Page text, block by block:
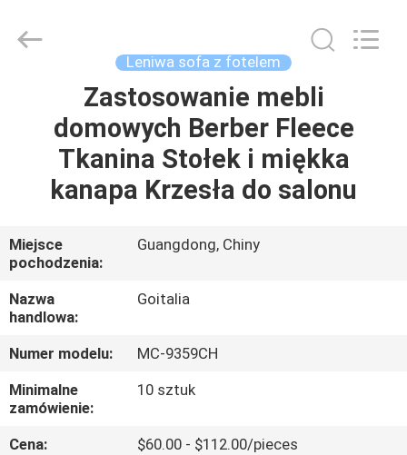
PRODUKTY
O
NAS
WYCIECZKA
PO
FABRYCE
Limited.
Leniwa sofa z fotelem
Zastosowanie mebli
domowych Berber Fleece
Tkanina Stołek i miękka
kanapa Krzesła do salonu
Miejsce
pochodzenia:
Guangdong, Chiny
Nazwa
handlowa:
Goitalia
Numer modelu:
MC-9359CH
Minimalne
zamówienie:
10 sztuk
Cena:
$60.00 - $112.00/pieces